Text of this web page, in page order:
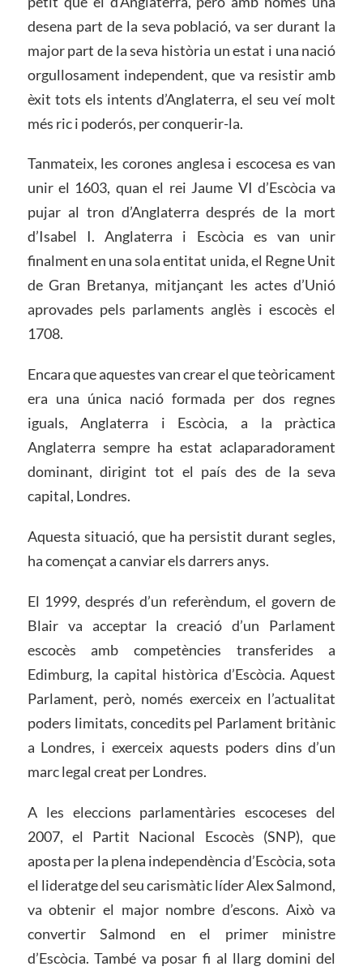
desena part de la seva població, va ser durant la
major part de la seva història un estat i una nació
orgullosament independent, que va resistir amb
èxit tots els intents d’Anglaterra, el seu veí molt
més ric i poderós, per conquerir-la.
Tanmateix, les corones anglesa i escocesa es van
unir el 1603, quan el rei Jaume VI d’Escòcia va
pujar al tron d’Anglaterra després de la mort
d’Isabel I. Anglaterra i Escòcia es van unir
finalment en una sola entitat unida, el Regne Unit
de Gran Bretanya, mitjançant les actes d’Unió
aprovades pels parlaments anglès i escocès el
1708.
Encara que aquestes van crear el que teòricament
era una única nació formada per dos regnes
iguals, Anglaterra i Escòcia, a la pràctica
Anglaterra sempre ha estat aclaparadorament
dominant, dirigint tot el país des de la seva
capital, Londres.
Aquesta situació, que ha persistit durant segles,
ha començat a canviar els darrers anys.
El 1999, després d’un referèndum, el govern de
Blair va acceptar la creació d’un Parlament
escocès amb competències transferides a
Edimburg, la capital històrica d’Escòcia. Aquest
Parlament, però, només exerceix en l’actualitat
poders limitats, concedits pel Parlament britànic
a Londres, i exerceix aquests poders dins d’un
marc legal creat per Londres.
A les eleccions parlamentàries escoceses del
2007, el Partit Nacional Escocès (SNP), que
aposta per la plena independència d’Escòcia, sota
el lideratge del seu carismàtic líder Alex Salmond,
va obtenir el major nombre d’escons. Això va
convertir Salmond en el primer ministre
d’Escòcia. També va posar fi al llarg domini del